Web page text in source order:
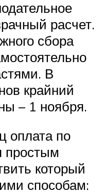
расчет.
сбора
В
крайний
– 1 ноября.
оплата по
простым
который
способам: